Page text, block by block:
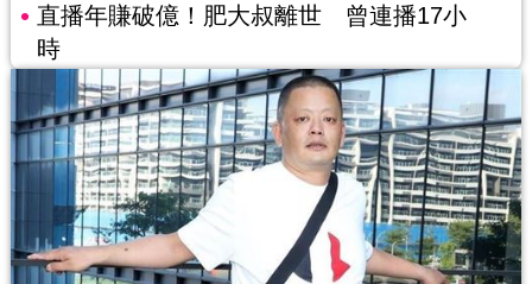
直播年賺破億！肥大叔離世 曾連播17小
時